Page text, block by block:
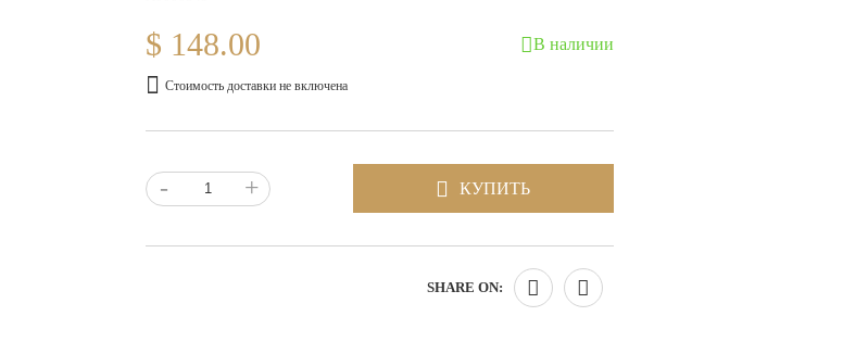
$ 148.00 В наличии
Стоимость доставки не включена
- + КУПИТЬ
SHARE ON: